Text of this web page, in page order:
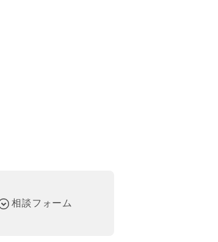
相談フォーム